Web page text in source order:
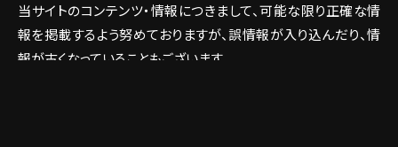
当サイトのコンテンツ・情報につきまして、可能な限り正確な情
報を掲載するよう努めておりますが、誤情報が入り込んだり、情
報が古くなっていることもございます。